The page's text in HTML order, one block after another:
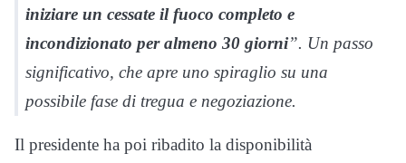
iniziare un cessate il fuoco completo e
incondizionato per almeno 30 giorni”. Un passo
significativo, che apre uno spiraglio su una
possibile fase di tregua e negoziazione.
Il presidente ha poi ribadito la disponibilità